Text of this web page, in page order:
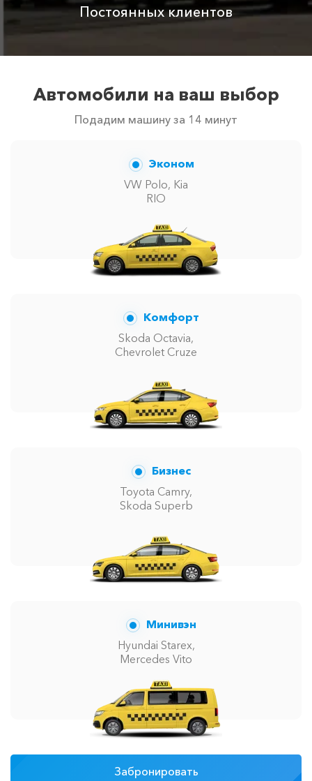
Постоянных клиентов
Автомобили на ваш выбор
Подадим машину за 14 минут
Эконом
VW Polo, Kia
RIO
Комфорт
Skoda Octavia,
Chevrolet Cruze
Бизнес
Toyota Camry,
Skoda Superb
Минивэн
Hyundai Starex,
Mercedes Vito
Забронировать